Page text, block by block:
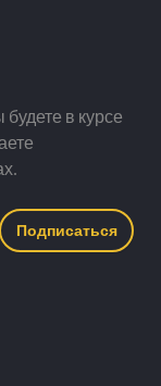
в курсе